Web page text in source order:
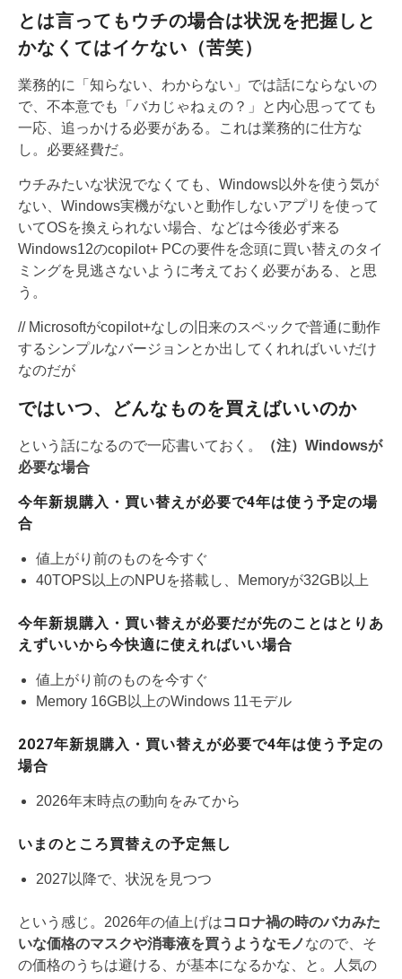
とは言ってもウチの場合は状況を把握しと
かなくてはイケない（苦笑）
業務的に「知らない、わからない」では話にならないの
で、不本意でも「バカじゃねぇの？」と内心思ってても
一応、追っかける必要がある。これは業務的に仕方な
し。必要経費だ。
ウチみたいな状況でなくても、Windows以外を使う気が
ない、Windows実機がないと動作しないアプリを使って
いてOSを換えられない場合、などは今後必ず来る
Windows12のcopilot+ PCの要件を念頭に買い替えのタイ
ミングを見逃さないように考えておく必要がある、と思
う。
// Microsoftがcopilot+なしの旧来のスペックで普通に動作
するシンプルなバージョンとか出してくれればいいだけ
なのだが
ではいつ、どんなものを買えばいいのか
という話になるので一応書いておく。
（注）Windowsが
必要な場合
今年新規購入・買い替えが必要で4年は使う予定の場
合
値上がり前のものを今すぐ
40TOPS以上のNPUを搭載し、Memoryが32GB以上
今年新規購入・買い替えが必要だが先のことはとりあ
えずいいから今快適に使えればいい場合
値上がり前のものを今すぐ
Memory 16GB以上のWindows 11モデル
2027年新規購入・買い替えが必要で4年は使う予定の
場合
2026年末時点の動向をみてから
いまのところ買替えの予定無し
2027以降で、状況を見つつ
という感じ。2026年の値上げはコロナ禍の時のバカみた
いな価格のマスクや消毒液を買うようなモノなので、そ
の価格のうちは避ける、が基本になるかな、と。人気の